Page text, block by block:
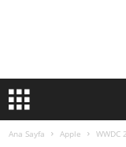
Ana Sayfa Apple